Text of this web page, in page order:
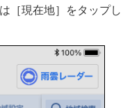
［現在地］をタップし